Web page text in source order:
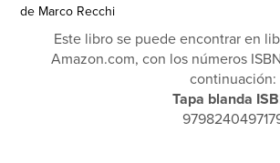
de Marco Recchi
Este libro se puede encontrar en
Amazon.com, con los números
continuación:
Tapa blanda